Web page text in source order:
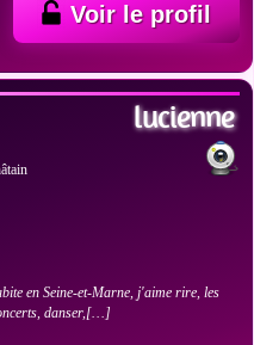
Voir le profil
lucienne
en Seine-et-Marne, j'aime rire, les
danser,[…]